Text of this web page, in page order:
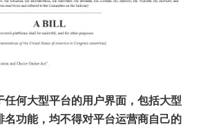
任何大型平台的用户界面，包括大型
名功能，均不得对平台运营商自己的